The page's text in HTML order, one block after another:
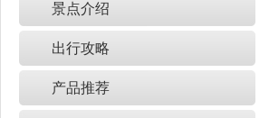
景点介绍
出行攻略
产品推荐